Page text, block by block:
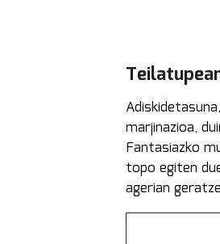
marjinazioa,
Fantasiazko
topo egiten
agerian